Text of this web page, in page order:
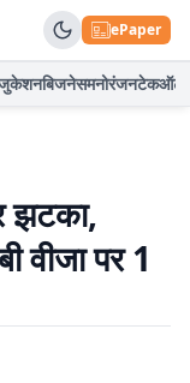
ePaper
बिजनेसमनोरंजनटेकऑटो
झटका,
वीजा पर 1